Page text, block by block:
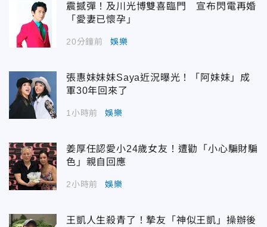
震撼彈！及川光博雙喜臨門 宣布閃電再婚
「愛妻已懷孕」
20分鐘前 娛樂
張惠妹妹妹Saya近況曝光！「阿妹妹」成
軍30年回來了
1小時前 娛樂
姜厚任認愛小24歲女友！遭勸「小心騙財騙
色」親自回應
2小時前 娛樂
王凱人生殺青了！摯友「神似王凱」操辦後